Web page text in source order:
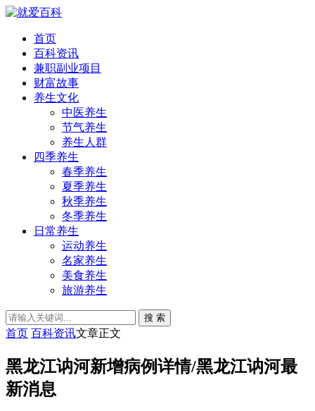
首页
百科资讯
兼职副业项目
财富故事
养生文化
中医养生
节气养生
养生人群
四季养生
春季养生
夏季养生
秋季养生
冬季养生
日常养生
运动养生
名家养生
美食养生
旅游养生
搜 索
首页 百科资讯文章正文
黑龙江讷河新增病例详情/黑龙江讷河最
新消息